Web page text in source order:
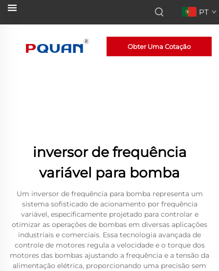
PT
Obter Uma Cotação
inversor de frequência
variável para bomba
Um inversor de frequência para bomba representa um
sistema sofisticado de acionamento por frequência
variável, especificamente projetado para controlar e
otimizar as operações de bombas em diversas aplicações
industriais e comerciais. Essa tecnologia avançada de
controle de motores regula a velocidade e o torque dos
motores das bombas ajustando a frequência e a tensão da
alimentação elétrica, proporcionando uma precisão sem